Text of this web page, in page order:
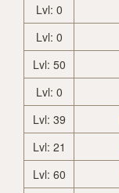
Lvl: 0
Lvl: 0
Lvl: 50
Lvl: 0
Lvl: 39
Lvl: 21
Lvl: 60